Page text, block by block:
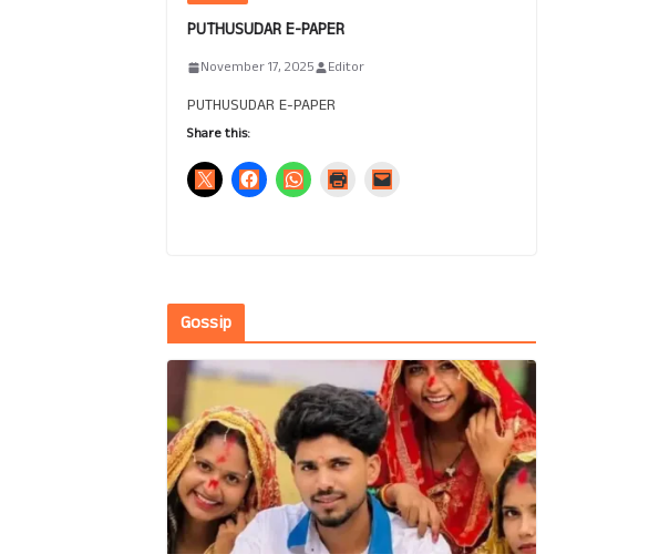
PUTHUSUDAR E-PAPER
November 17, 2025 Editor
PUTHUSUDAR E-PAPER
Share this:
Gossip